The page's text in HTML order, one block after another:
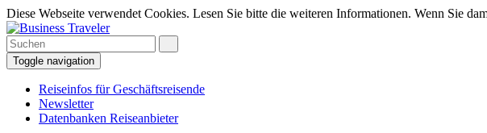
Diese Webseite verwendet Cookies. Lesen Sie bitte die weiteren Informationen. Wenn Sie
Toggle navigation
Reiseinfos für Geschäftsreisende
Newsletter
Datenbanken Reiseanbieter